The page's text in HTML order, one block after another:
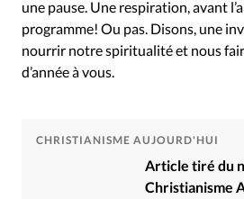
une pause. Une respiration, avant
programme! Ou pas. Disons, une
nourrir notre spiritualité et nous
d’année à vous.
CHRISTIANISME AUJOURD'HUI
Article tiré du
Christianisme